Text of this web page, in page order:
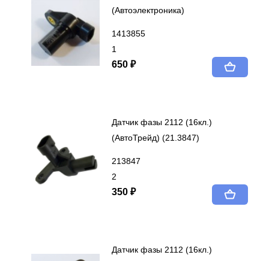
(Автоэлектроника)
1413855
1
650 ₽
Датчик фазы 2112 (16кл.)
(АвтоТрейд) (21.3847)
213847
2
350 ₽
Датчик фазы 2112 (16кл.)